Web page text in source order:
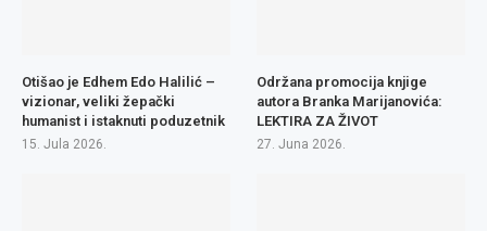
Otišao je Edhem Edo Halilić –
vizionar, veliki žepački
humanist i istaknuti poduzetnik
15. Jula 2026.
Održana promocija knjige
autora Branka Marijanovića:
LEKTIRA ZA ŽIVOT
27. Juna 2026.